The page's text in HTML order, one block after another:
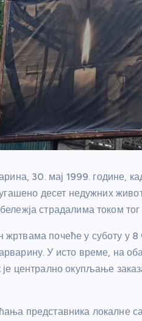
30. мај 1999. године,
десет недужних
страдалима током тог
почеће у суботу у
У исто време, на
централно окупљање
представника локалне